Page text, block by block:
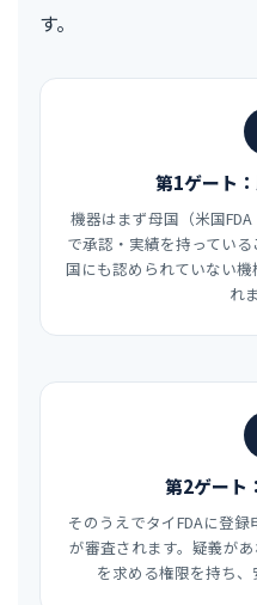
す。
第1ゲート
機器はまず母国（米国FDA
で承認・実績を持ってい
国にも認められていない
れ
第2ゲート
そのうえでタイFDAに登
が審査されます。疑義が
を求める権限を持ち、